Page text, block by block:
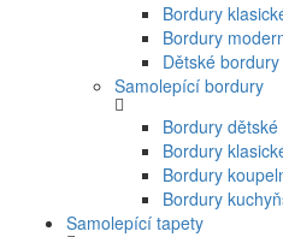
Bordury
Bordury
Dětské bordury
Samolepící bordury
Bordury
Bordury
Bordury
Bordury
Samolepící tapety